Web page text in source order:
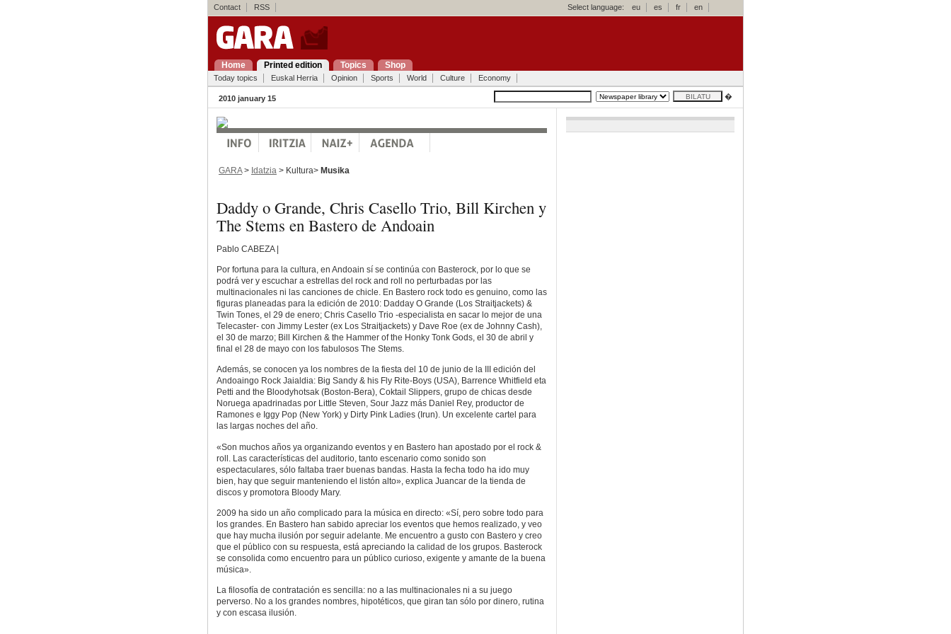
Contact RSS Select language: eu es fr en
Home Printed edition Topics Shop
Today topics Euskal Herria Opinion Sports World Culture Economy
2010 january 15 �
GARA> Idatzia > Kultura> Musika
Daddy o Grande, Chris Casello Trio, Bill Kirchen y
The Stems en Bastero de Andoain
Pablo CABEZA |
Por fortuna para la cultura, en Andoain sí se continúa con Basterock, por lo que se
podrá ver y escuchar a estrellas del rock and roll no perturbadas por las
multinacionales ni las canciones de chicle. En Bastero rock todo es genuino, como las
figuras planeadas para la edición de 2010: Dadday O Grande (Los Straitjackets) &
Twin Tones, el 29 de enero; Chris Casello Trio -especialista en sacar lo mejor de una
Telecaster- con Jimmy Lester (ex Los Straitjackets) y Dave Roe (ex de Johnny Cash),
el 30 de marzo; Bill Kirchen & the Hammer of the Honky Tonk Gods, el 30 de abril y
final el 28 de mayo con los fabulosos The Stems.
Además, se conocen ya los nombres de la fiesta del 10 de junio de la III edición del
Andoaingo Rock Jaialdia: Big Sandy & his Fly Rite-Boys (USA), Barrence Whitfield eta
Petti and the Bloodyhotsak (Boston-Bera), Coktail Slippers, grupo de chicas desde
Noruega apadrinadas por Little Steven, Sour Jazz más Daniel Rey, productor de
Ramones e Iggy Pop (New York) y Dirty Pink Ladies (Irun). Un excelente cartel para
las largas noches del año.
«Son muchos años ya organizando eventos y en Bastero han apostado por el rock &
roll. Las características del auditorio, tanto escenario como sonido son
espectaculares, sólo faltaba traer buenas bandas. Hasta la fecha todo ha ido muy
bien, hay que seguir manteniendo el listón alto», explica Juancar de la tienda de
discos y promotora Bloody Mary.
2009 ha sido un año complicado para la música en directo: «Sí, pero sobre todo para
los grandes. En Bastero han sabido apreciar los eventos que hemos realizado, y veo
que hay mucha ilusión por seguir adelante. Me encuentro a gusto con Bastero y creo
que el público con su respuesta, está apreciando la calidad de los grupos. Basterock
se consolida como encuentro para un público curioso, exigente y amante de la buena
música».
La filosofía de contratación es sencilla: no a las multinacionales ni a su juego
perverso. No a los grandes nombres, hipotéticos, que giran tan sólo por dinero, rutina
y con escasa ilusión.